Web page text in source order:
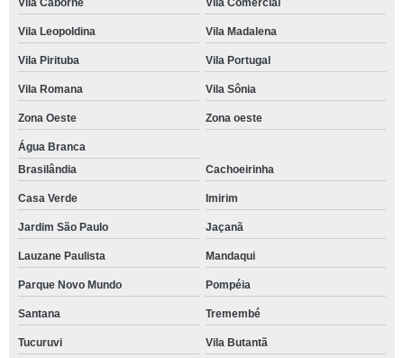
Vila Caborne Vila Comercial
Vila Leopoldina Vila Madalena
Vila Pirituba Vila Portugal
Vila Romana Vila Sônia
Zona Oeste Zona oeste
Água Branca
Brasilândia
Cachoeirinha
Casa Verde Imirim
Jardim São Paulo Jaçanã
Lauzane Paulista Mandaqui
Parque Novo Mundo Pompéia
Santana Tremembé
Tucuruvi Vila Butantã